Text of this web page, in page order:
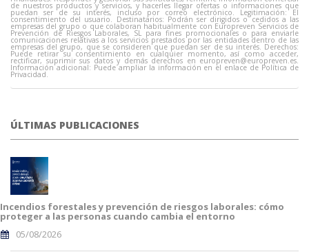
de nuestros productos y servicios, y hacerles llegar ofertas o informaciones que
puedan ser de su interés, incluso por correo electrónico. Legitimación: El
consentimiento del usuario. Destinatarios: Podrán ser dirigidos o cedidos a las
empresas del grupo o que colaboran habitualmente con Europreven Servicios de
Prevención de Riesgos Laborales, SL para fines promocionales o para enviarle
comunicaciones relativas a los servicios prestados por las entidades dentro de las
empresas del grupo, que se consideren que puedan ser de su interés. Derechos:
Puede retirar su consentimiento en cualquier momento, así como acceder,
rectificar, suprimir sus datos y demás derechos en europreven@europreven.es.
Información adicional: Puede ampliar la información en el enlace de Política de
Privacidad.
ÚLTIMAS PUBLICACIONES
Incendios forestales y prevención de riesgos laborales: cómo
proteger a las personas cuando cambia el entorno
05/08/2026